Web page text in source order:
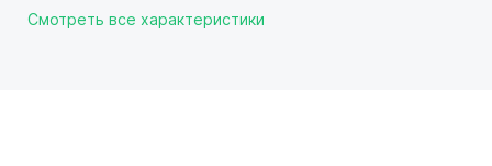
Смотреть все характеристики